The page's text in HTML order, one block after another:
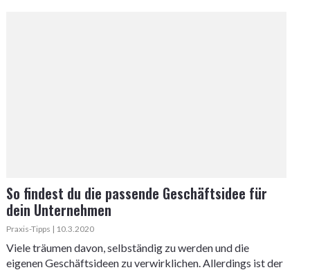
So findest du die passende Geschäftsidee für
dein Unternehmen
Praxis-Tipps | 10.3.2020
Viele träumen davon, selbständig zu werden und die
eigenen Geschäftsideen zu verwirklichen. Allerdings ist der